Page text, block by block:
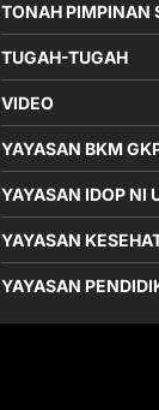
TONAH PIMPINAN
TUGAH-TUGAH
VIDEO
YAYASAN BKM
YAYASAN IDOP NI
YAYASAN
YAYASAN